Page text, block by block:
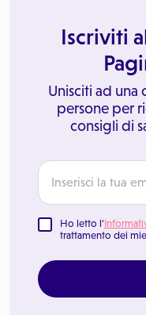
Iscriviti
Unisciti ad
persone per
consigli di
Ho letto l'
trattamento dei